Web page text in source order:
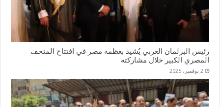
رئيس البرلمان العربي يُشيد بعظمة مصر في افتتاح المتحف
المصري الكبير خلال مشاركته
2 نوفمبر، 2025